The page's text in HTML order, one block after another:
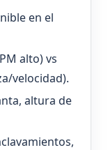
en el
alto) vs
velocidad).
altura de